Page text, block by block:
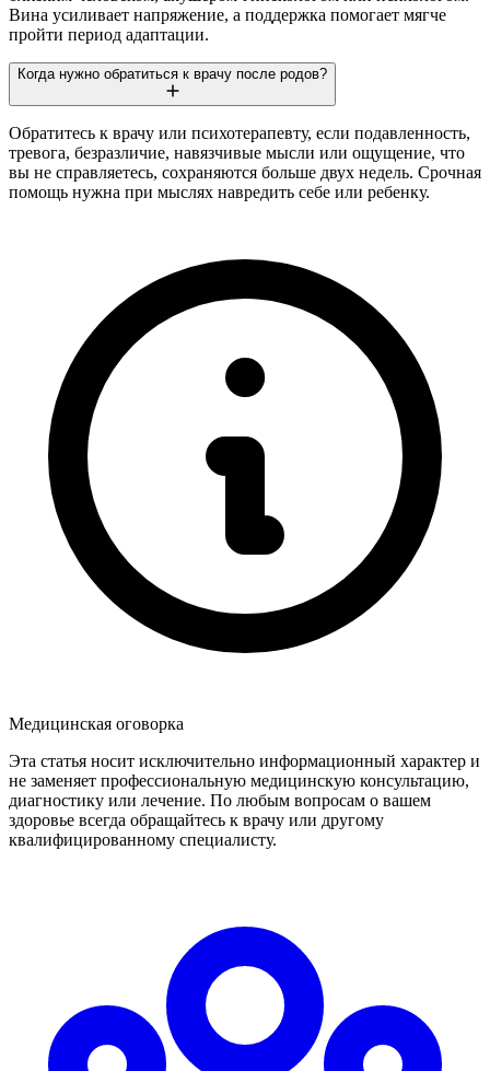
Вина усиливает напряжение, а поддержка помогает мягче
пройти период адаптации.
Когда нужно обратиться к врачу после родов?
Обратитесь к врачу или психотерапевту, если подавленность,
тревога, безразличие, навязчивые мысли или ощущение, что
вы не справляетесь, сохраняются больше двух недель. Срочная
помощь нужна при мыслях навредить себе или ребенку.
Медицинская оговорка
Эта статья носит исключительно информационный характер и
не заменяет профессиональную медицинскую консультацию,
диагностику или лечение. По любым вопросам о вашем
здоровье всегда обращайтесь к врачу или другому
квалифицированному специалисту.